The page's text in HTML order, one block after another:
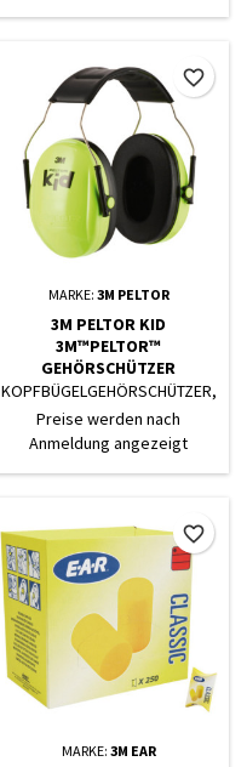
MARKE: 3M PELTOR
3M PELTOR KID
3M™PELTOR™
GEHÖRSCHÜTZER
KOPFBÜGELGEHÖRSCHÜTZER,
EN 352-1, NEON-GRÜN
Preise werden nach
Anmeldung angezeigt
favorite_border
MARKE: 3M EAR
favorite_border